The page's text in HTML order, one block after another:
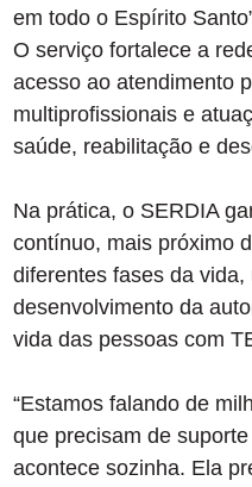
em todo o Espírito
O serviço fortalece a
acesso ao atendimento
multiprofissionais e
saúde, reabilitação e
Na prática, o SERDIA
contínuo, mais próximo
diferentes fases da
desenvolvimento da
vida das pessoas com
“Estamos falando de
que precisam de
acontece sozinha. Ela